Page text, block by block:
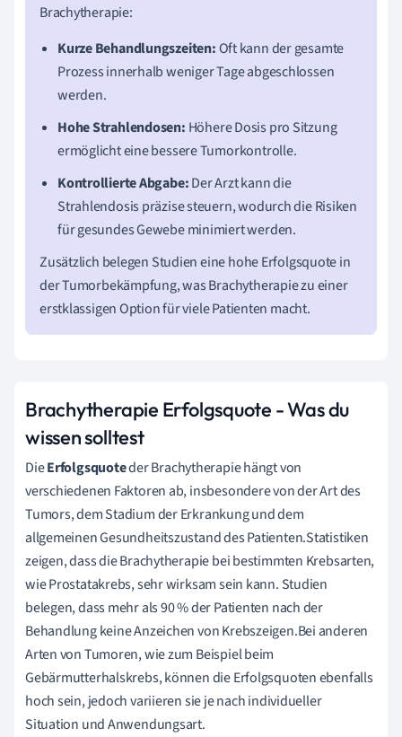
Brachytherapie:
Kurze Behandlungszeiten:Oft kann der gesamte
Prozess innerhalb weniger Tage abgeschlossen
werden.
Hohe Strahlendosen: Höhere Dosis pro Sitzung
ermöglicht eine bessere Tumorkontrolle.
Kontrollierte Abgabe:Der Arzt kann die
Strahlendosis präzise steuern, wodurch die Risiken
für gesundes Gewebe minimiert werden.
Zusätzlich belegen Studien eine hohe Erfolgsquote in
der Tumorbekämpfung, was Brachytherapie zu einer
erstklassigen Option für viele Patienten macht.
Brachytherapie Erfolgsquote - Was du
wissen solltest
DieErfolgsquoteder Brachytherapie hängt von
verschiedenen Faktoren ab, insbesondere von der Art des
Tumors, dem Stadium der Erkrankung und dem
allgemeinen Gesundheitszustand des Patienten.Statistiken
zeigen, dass die Brachytherapie bei bestimmten Krebsarten,
wie Prostatakrebs, sehr wirksam sein kann. Studien
belegen, dass mehr als 90 % der Patienten nach der
Behandlung keine Anzeichen von Krebszeigen.Bei anderen
Arten von Tumoren, wie zum Beispiel beim
Gebärmutterhalskrebs, können die Erfolgsquoten ebenfalls
hoch sein, jedoch variieren sie je nach individueller
Situation und Anwendungsart.